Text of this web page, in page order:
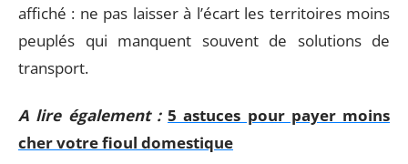
affiché : ne pas laisser à l’écart les territoires moins
peuplés qui manquent souvent de solutions de
transport.
A lire également : 5 astuces pour payer moins
cher votre fioul domestique